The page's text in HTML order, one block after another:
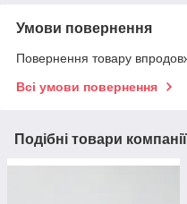
Умови повернення
Повернення товару
Всі умови повернення
Подібні товари компанії